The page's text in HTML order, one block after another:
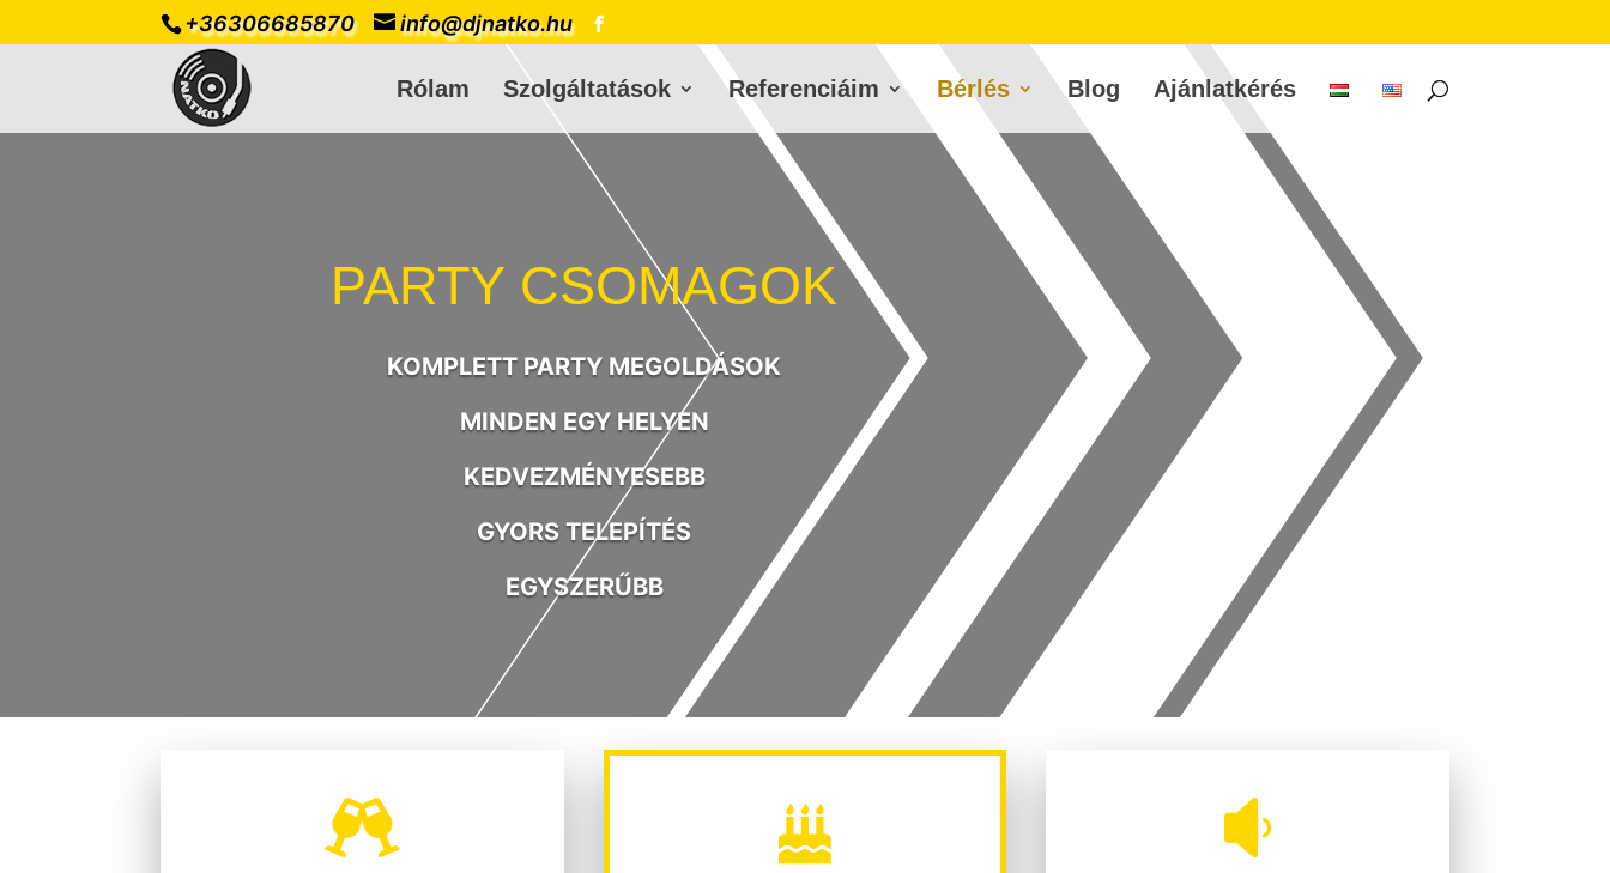
+36306685870 info@djnatko.hu
Rólam Szolgáltatások Referenciáim Bérlés Blog Ajánlatkérés
PARTY CSOMAGOK
KOMPLETT PARTY MEGOLDÁSOK
MINDEN EGY HELYEN
KEDVEZMÉNYESEBB
GYORS TELEPÍTÉS
EGYSZERŰBB
  